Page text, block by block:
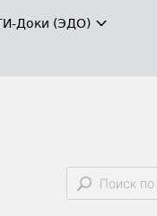
Доки (ЭДО)